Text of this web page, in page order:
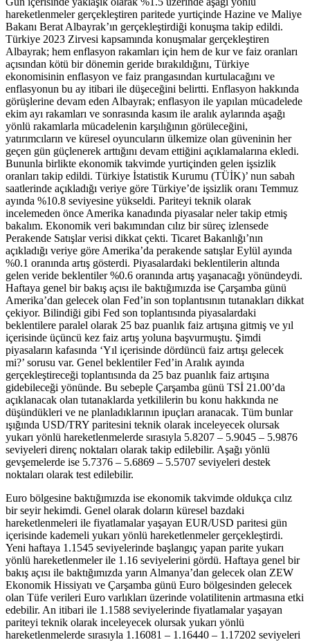
hareketlenmeler gerçekleştiren paritede yurtiçinde Hazine ve Maliye
Bakanı Berat Albayrak’ın gerçekleştirdiği konuşma takip edildi.
Türkiye 2023 Zirvesi kapsamında konuşmalar gerçekleştiren
Albayrak; hem enflasyon rakamları için hem de kur ve faiz oranları
açısından kötü bir dönemin geride bırakıldığını, Türkiye
ekonomisinin enflasyon ve faiz prangasından kurtulacağını ve
enflasyonun bu ay itibari ile düşeceğini belirtti. Enflasyon hakkında
görüşlerine devam eden Albayrak; enflasyon ile yapılan mücadelede
ekim ayı rakamları ve sonrasında kasım ile aralık aylarında aşağı
yönlü rakamlarla mücadelenin karşılığının görüleceğini,
yatırımcıların ve küresel oyuncuların ülkemize olan güveninin her
geçen gün güçlenerek arttığını devam ettiğini açıklamalarına ekledi.
Bununla birlikte ekonomik takvimde yurtiçinden gelen işsizlik
oranları takip edildi. Türkiye İstatistik Kurumu (TÜİK)’ nun sabah
saatlerinde açıkladığı veriye göre Türkiye’de işsizlik oranı Temmuz
ayında %10.8 seviyesine yükseldi. Pariteyi teknik olarak
incelemeden önce Amerika kanadında piyasalar neler takip etmiş
bakalım. Ekonomik veri bakımından cılız bir süreç izlensede
Perakende Satışlar verisi dikkat çekti. Ticaret Bakanlığı’nın
açıkladığı veriye göre Amerika’da perakende satışlar Eylül ayında
%0.1 oranında artış gösterdi. Piyasalardaki beklentilerin altında
gelen veride beklentiler %0.6 oranında artış yaşanacağı yönündeydi.
Haftaya genel bir bakış açısı ile baktığımızda ise Çarşamba günü
Amerika’dan gelecek olan Fed’in son toplantısının tutanakları dikkat
çekiyor. Bilindiği gibi Fed son toplantısında piyasalardaki
beklentilere paralel olarak 25 baz puanlık faiz artışına gitmiş ve yıl
içerisinde üçüncü kez faiz artış yoluna başvurmuştu. Şimdi
piyasaların kafasında ‘Yıl içerisinde dördüncü faiz artışı gelecek
mi?’ sorusu var. Genel beklentiler Fed’in Aralık ayında
gerçekleştireceği toplantısında da 25 baz puanlık faiz artışına
gidebileceği yönünde. Bu sebeple Çarşamba günü TSİ 21.00’da
açıklanacak olan tutanaklarda yetkililerin bu konu hakkında ne
düşündükleri ve ne planladıklarının ipuçları aranacak. Tüm bunlar
ışığında USD/TRY paritesini teknik olarak inceleyecek olursak
yukarı yönlü hareketlenmelerde sırasıyla 5.8207 – 5.9045 – 5.9876
seviyeleri direnç noktaları olarak takip edilebilir. Aşağı yönlü
gevşemelerde ise 5.7376 – 5.6869 – 5.5707 seviyeleri destek
noktaları olarak test edilebilir.
Euro bölgesine baktığımızda ise ekonomik takvimde oldukça cılız
bir seyir hekimdi. Genel olarak doların küresel bazdaki
hareketlenmeleri ile fiyatlamalar yaşayan EUR/USD paritesi gün
içerisinde kademeli yukarı yönlü hareketlenmeler gerçekleştirdi.
Yeni haftaya 1.1545 seviyelerinde başlangıç yapan parite yukarı
yönlü hareketlenmeler ile 1.16 seviyelerini gördü. Haftaya genel bir
bakış açısı ile baktığımızda yarın Almanya’dan gelecek olan ZEW
Ekonomik Hissiyatı ve Çarşamba günü Euro bölgesinden gelecek
olan Tüfe verileri Euro varlıkları üzerinde volatilitenin artmasına etki
edebilir. An itibari ile 1.1588 seviyelerinde fiyatlamalar yaşayan
pariteyi teknik olarak inceleyecek olursak yukarı yönlü
hareketlenmelerde sırasıyla 1.16081 – 1.16440 – 1.17202 seviyeleri